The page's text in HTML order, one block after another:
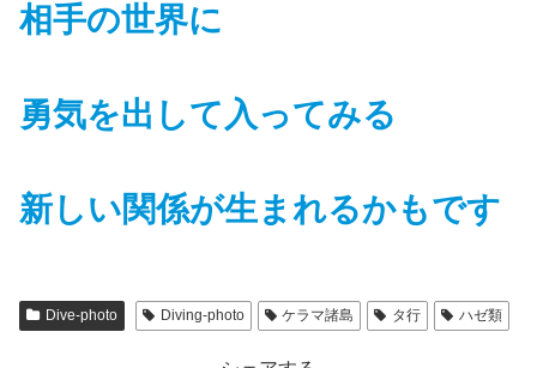
相手の世界に
勇気を出して入ってみる
新しい関係が生まれるかもです
Dive-photo Diving-photo ケラマ諸島 タ行 ハゼ類